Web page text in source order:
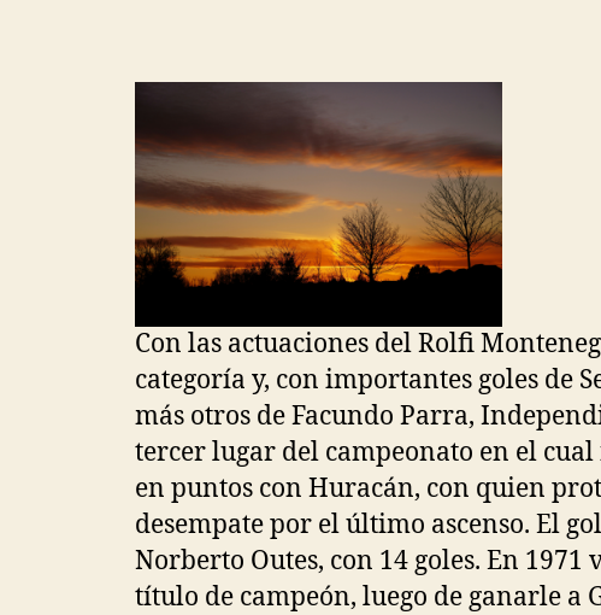
Con las actuaciones del Rolfi
categoría y, con importantes goles de
más otros de Facundo Parra,
tercer lugar del campeonato en el
en puntos con Huracán, con quien
desempate por el último ascenso. El
Norberto Outes, con 14 goles. En
título de campeón, luego de ganarle a